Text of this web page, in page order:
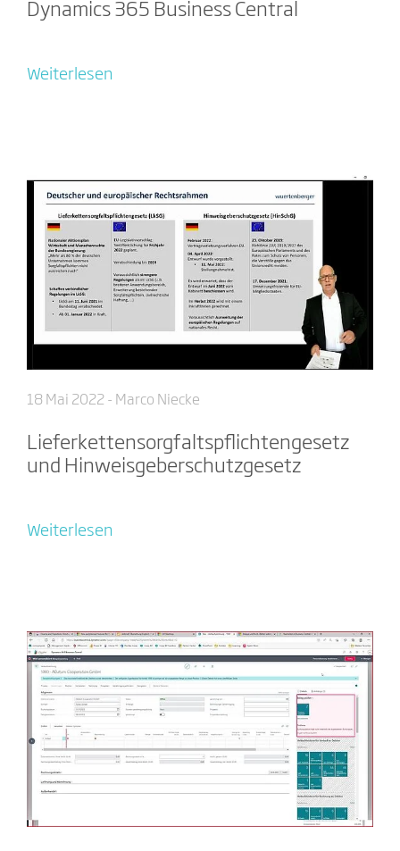
Dynamics 365 Business Central
Weiterlesen
18 Mai 2022 - Marco Niecke
Lieferkettensorgfaltspflichtengesetz
und Hinweisgeberschutzgesetz
Weiterlesen